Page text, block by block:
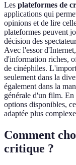
Les plateformes de
applications qui
opinions et de lire
plateformes peuvent
décision des
Avec l'essor
d'information riches,
de cinéphiles.
seulement dans la
également dans la
générale d'un film.
options disponibles,
adaptée plus
Comment
critique ?